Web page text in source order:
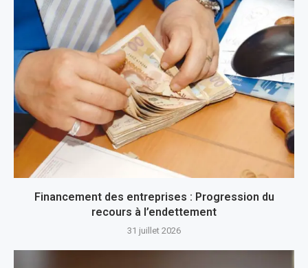
Financement des entreprises : Progression du
recours à l’endettement
31 juillet 2026